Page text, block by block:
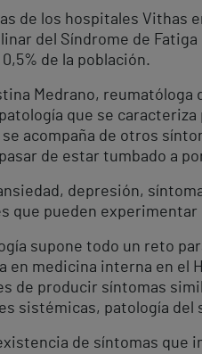
de los hospitales Vithas
del Síndrome de
0,5% de la población.
Medrano,
que se
acompaña de otros
de estar tumbado a
depresión,
que pueden
supone todo un reto
en medicina interna en el
de producir síntomas
sistémicas, patología del
de síntomas que